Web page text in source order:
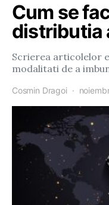
Cum se
distributia
Scrierea articolelor
modalitati de a
Cosmin Dragoi